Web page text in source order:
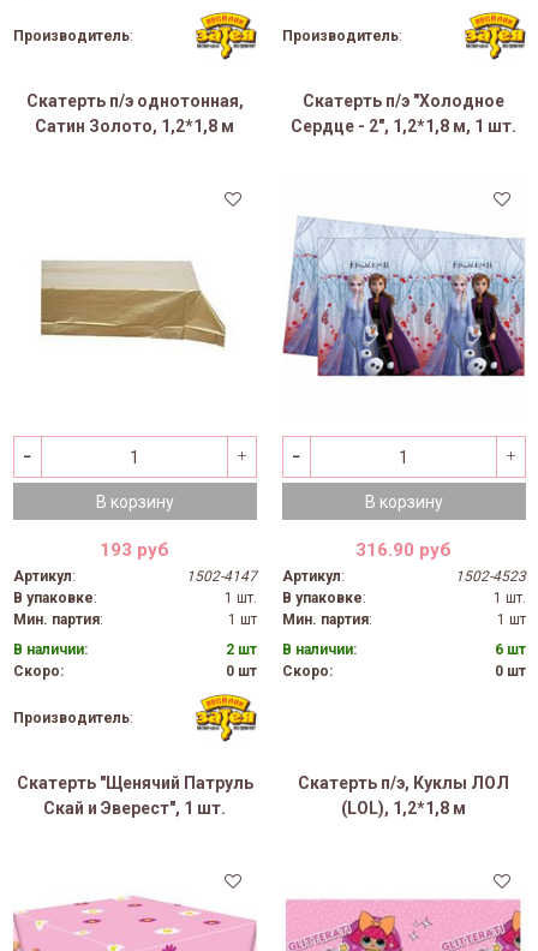
Производитель: Производитель:
Скатерть п/э однотонная,
Сатин Золото, 1,2*1,8 м
В корзину
193 руб
Артикул:
1502-4147
В упаковке:
1 шт.
Мин. партия:
1 шт
В наличии:
2 шт
Скоро:
0 шт
Производитель:
Скатерть п/э "Холодное
Сердце - 2", 1,2*1,8 м, 1 шт.
В корзину
316.90 руб
Артикул:
1502-4523
В упаковке:
1 шт.
Мин. партия:
1 шт
В наличии:
6 шт
Скоро:
0 шт
Скатерть "Щенячий Патруль
Скай и Эверест", 1 шт.
Скатерть п/э, Куклы ЛОЛ
(LOL), 1,2*1,8 м